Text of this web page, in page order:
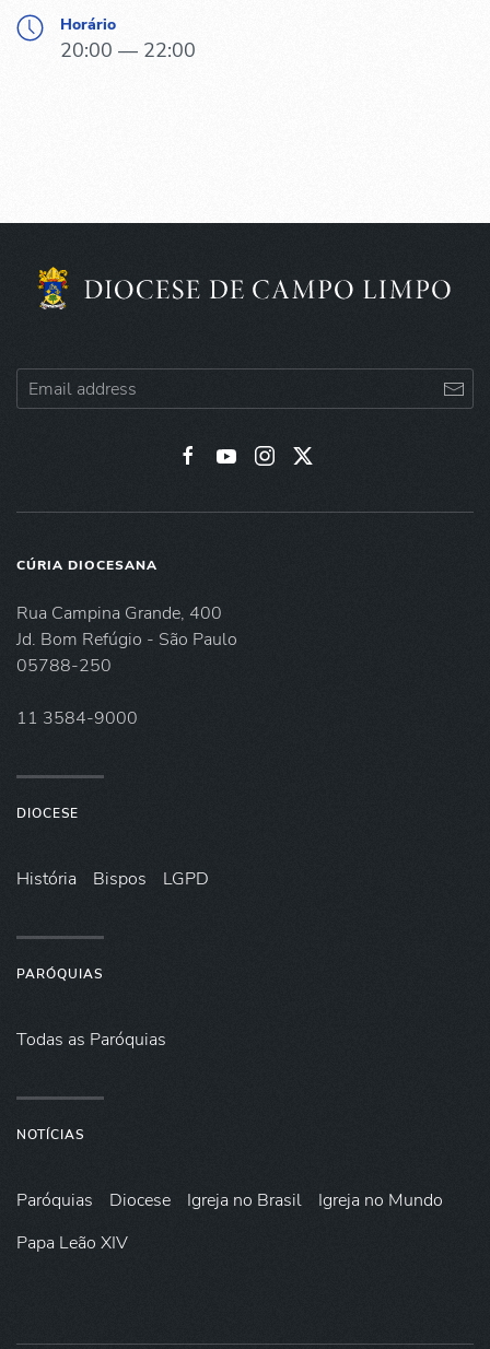
Horário
20:00 — 22:00
CÚRIA DIOCESANA
Rua Campina Grande, 400
Jd. Bom Refúgio - São Paulo
05788-250
11 3584-9000
DIOCESE
História Bispos LGPD
PARÓQUIAS
Todas as Paróquias
NOTÍCIAS
Paróquias Diocese Igreja no Brasil
Igreja no Mundo
Papa Leão XIV